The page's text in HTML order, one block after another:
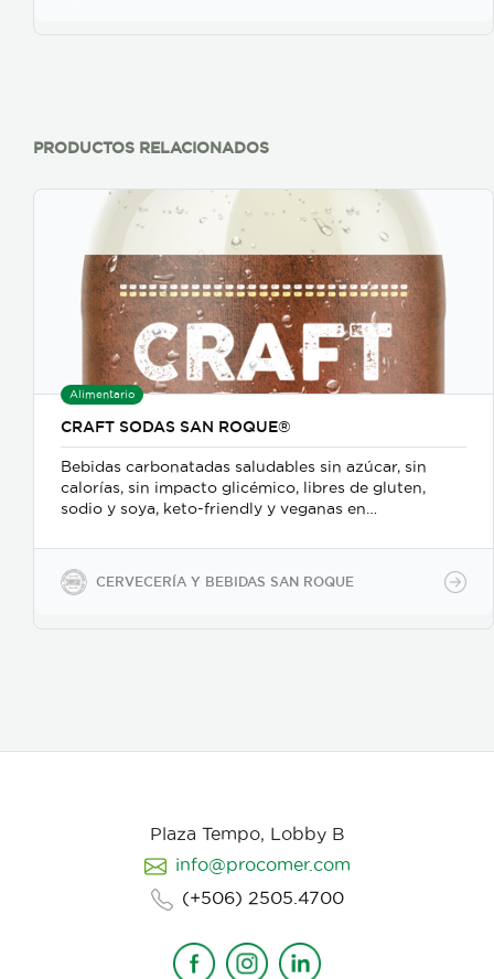
PRODUCTOS RELACIONADOS
Alimentario
CRAFT SODAS SAN ROQUE®
Bebidas carbonatadas saludables sin azúcar, sin
calorías, sin impacto glicémico, libres de gluten,
sodio y soya, keto-friendly y veganas en
en PET.
CERVECERÍA Y BEBIDAS SAN ROQUE
Plaza Tempo, Lobby B
info@procomer.com
(+506) 2505.4700